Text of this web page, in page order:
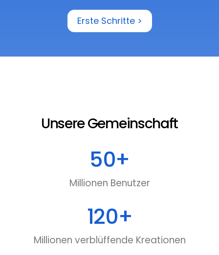
Erste Schritte >
Unsere Gemeinschaft
Millionen Benutzer
50+
Millionen verblüffende Kreationen
120+